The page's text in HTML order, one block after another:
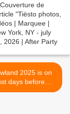
2025 is on
days before
est